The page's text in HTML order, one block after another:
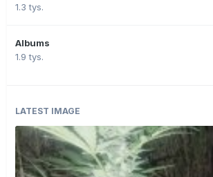
1.3 tys.
Albums
1.9 tys.
LATEST IMAGE